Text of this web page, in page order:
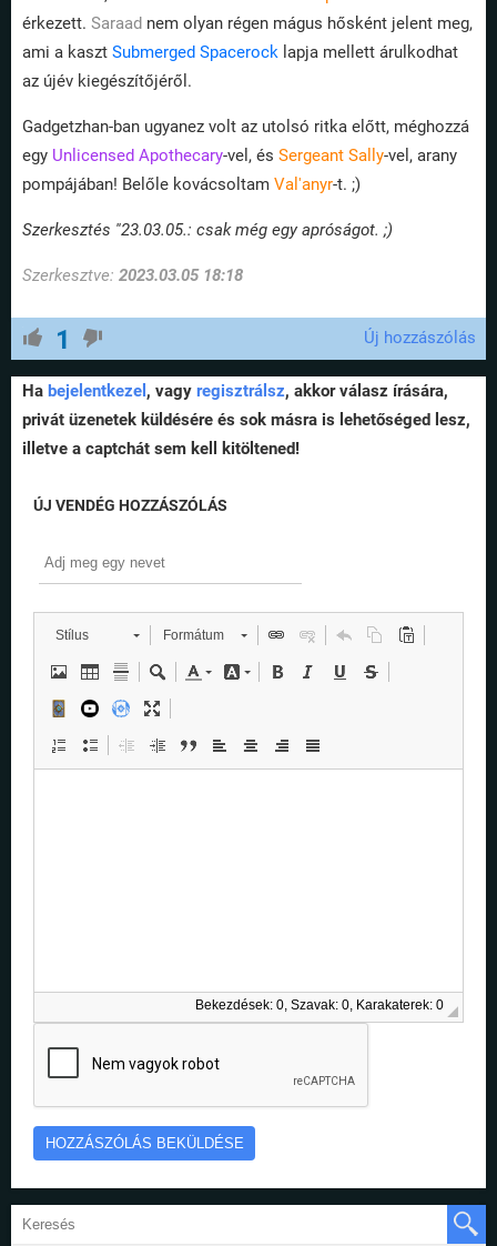
érkezett. Saraad nem olyan régen mágus hősként jelent meg,
ami a kaszt Submerged Spacerock lapja mellett árulkodhat
az újév kiegészítőjéről.
Gadgetzhan-ban ugyanez volt az utolsó ritka előtt, méghozzá
egy Unlicensed Apothecary-vel, és Sergeant Sally-vel, arany
pompájában! Belőle kovácsoltam Val'anyr-t. ;)
Szerkesztés ''23.03.05.: csak még egy apróságot. ;)
Szerkesztve: 2023.03.05 18:18
1 Új hozzászólás
Ha bejelentkezel , vagy regisztrálsz, akkor válasz írására,
privát üzenetek küldésére és sok másra is lehetőséged lesz,
illetve a captchát sem kell kitöltened!
ÚJ VENDÉG HOZZÁSZÓLÁS
Stílus Formátum
Bekezdések: 0, Szavak: 0, Karakaterek: 0